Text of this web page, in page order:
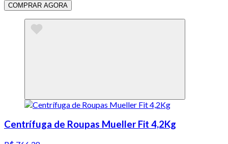
COMPRAR AGORA
Centrífuga de Roupas Mueller Fit 4,2Kg